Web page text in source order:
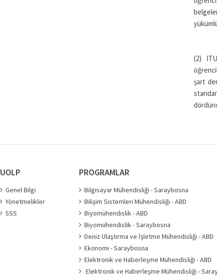
(2) ITU
şart
UOLP
Genel Bilgi
Yönetmelikler
SSS
PROGRAMLAR
Bilgisayar Mühendisliği - Saraybosna
Bilişim Sistemleri Mühendisliği - ABD
Biyomühendislik - ABD
Biyomühendislik - Saraybosna
Deniz Ulaştırma ve İşletme Mühendisliği - ABD
Ekonomi - Saraybosna
Elektronik ve Haberleşme Mühendisliği - ABD
Elektronik ve Haberleşme Mühendisliği -